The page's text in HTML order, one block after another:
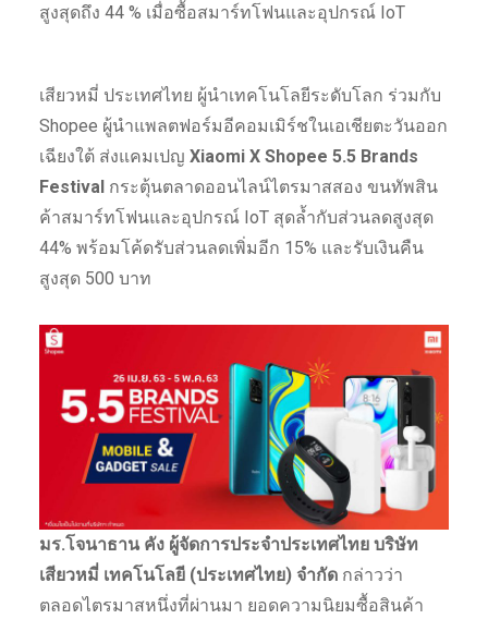
สูงสุดถึง 44 % เมื่อซื้อสมาร์ทโฟนและอุปกรณ์ IoT
เสียวหมี่ ประเทศไทย ผู้นำเทคโนโลยีระดับโลก ร่วมกับ
Shopee ผู้นำแพลตฟอร์มอีคอมเมิร์ชในเอเชียตะวันออก
เฉียงใต้ ส่งแคมเปญ Xiaomi X Shopee 5.5 Brands
Festivalกระตุ้นตลาดออนไลน์ไตรมาสสอง ขนทัพสิน
ค้าสมาร์ทโฟนและอุปกรณ์ IoT สุดล้ำกับส่วนลดสูงสุด
44% พร้อมโค้ดรับส่วนลดเพิ่มอีก 15% และรับเงินคืน
สูงสุด 500 บาท
มร.โจนาธาน คัง ผู้จัดการประจำประเทศไทย บริษัท
เสียวหมี่ เทคโนโลยี (ประเทศไทย) จำกัดกล่าวว่า
ตลอดไตรมาสหนึ่งที่ผ่านมา ยอดความนิยมซื้อสินค้า